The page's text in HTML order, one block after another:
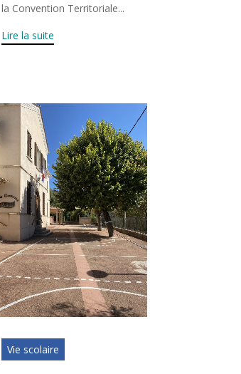
la Convention Territoriale...
Lire la suite
Vie scolaire